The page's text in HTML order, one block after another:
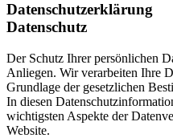
Datenschutzerklärung
Datenschutz
Der Schutz Ihrer persönlichen
Anliegen. Wir verarbeiten Ihre
Grundlage der gesetzlichen
In diesen
wichtigsten Aspekte der
Website.